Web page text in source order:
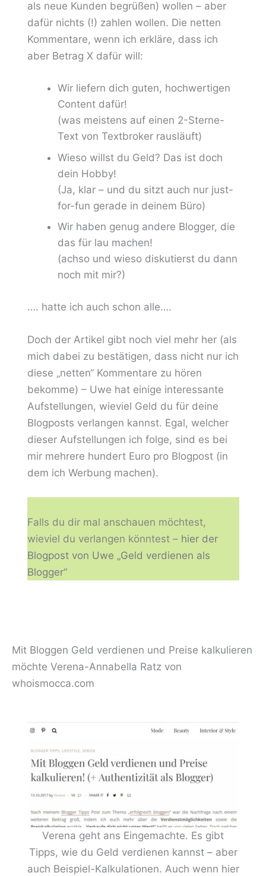
als neue Kunden begrüßen) wollen – aber
dafür nichts (!) zahlen wollen. Die netten
Kommentare, wenn ich erkläre, dass ich
aber Betrag X dafür will:
Wir liefern dich guten, hochwertigen
Content dafür!
(was meistens auf einen 2-Sterne-
Text von Textbroker rausläuft)
Wieso willst du Geld? Das ist doch
dein Hobby!
(Ja, klar – und du sitzt auch nur just-
for-fun gerade in deinem Büro)
Wir haben genug andere Blogger, die
das für lau machen!
(achso und wieso diskutierst du dann
noch mit mir?)
…. hatte ich auch schon alle….
Doch der Artikel gibt noch viel mehr her (als
mich dabei zu bestätigen, dass nicht nur ich
diese „netten“ Kommentare zu hören
bekomme) – Uwe hat einige interessante
Aufstellungen, wieviel Geld du für deine
Blogposts verlangen kannst. Egal, welcher
dieser Aufstellungen ich folge, sind es bei
mir mehrere hundert Euro pro Blogpost (in
dem ich Werbung machen).
Falls du dir mal anschauen möchtest,
wieviel du verlangen könntest – hier der
Blogpost von Uwe „Geld verdienen als
Blogger“
Mit Bloggen Geld verdienen und Preise kalkulieren
möchte Verena-Annabella Ratz von
whoismocca.com
Verena geht ans Eingemachte. Es gibt
Tipps, wie du Geld verdienen kannst – aber
auch Beispiel-Kalkulationen. Auch wenn hier